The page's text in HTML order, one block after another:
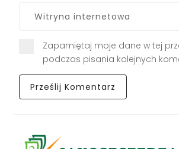
Zapamiętaj moje dane w tej
podczas pisania kolejnych